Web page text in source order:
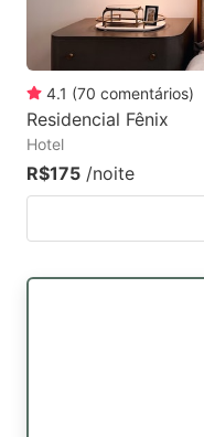
4.1 (70 comentários)
Residencial Fênix
Hotel
R$175 /noite